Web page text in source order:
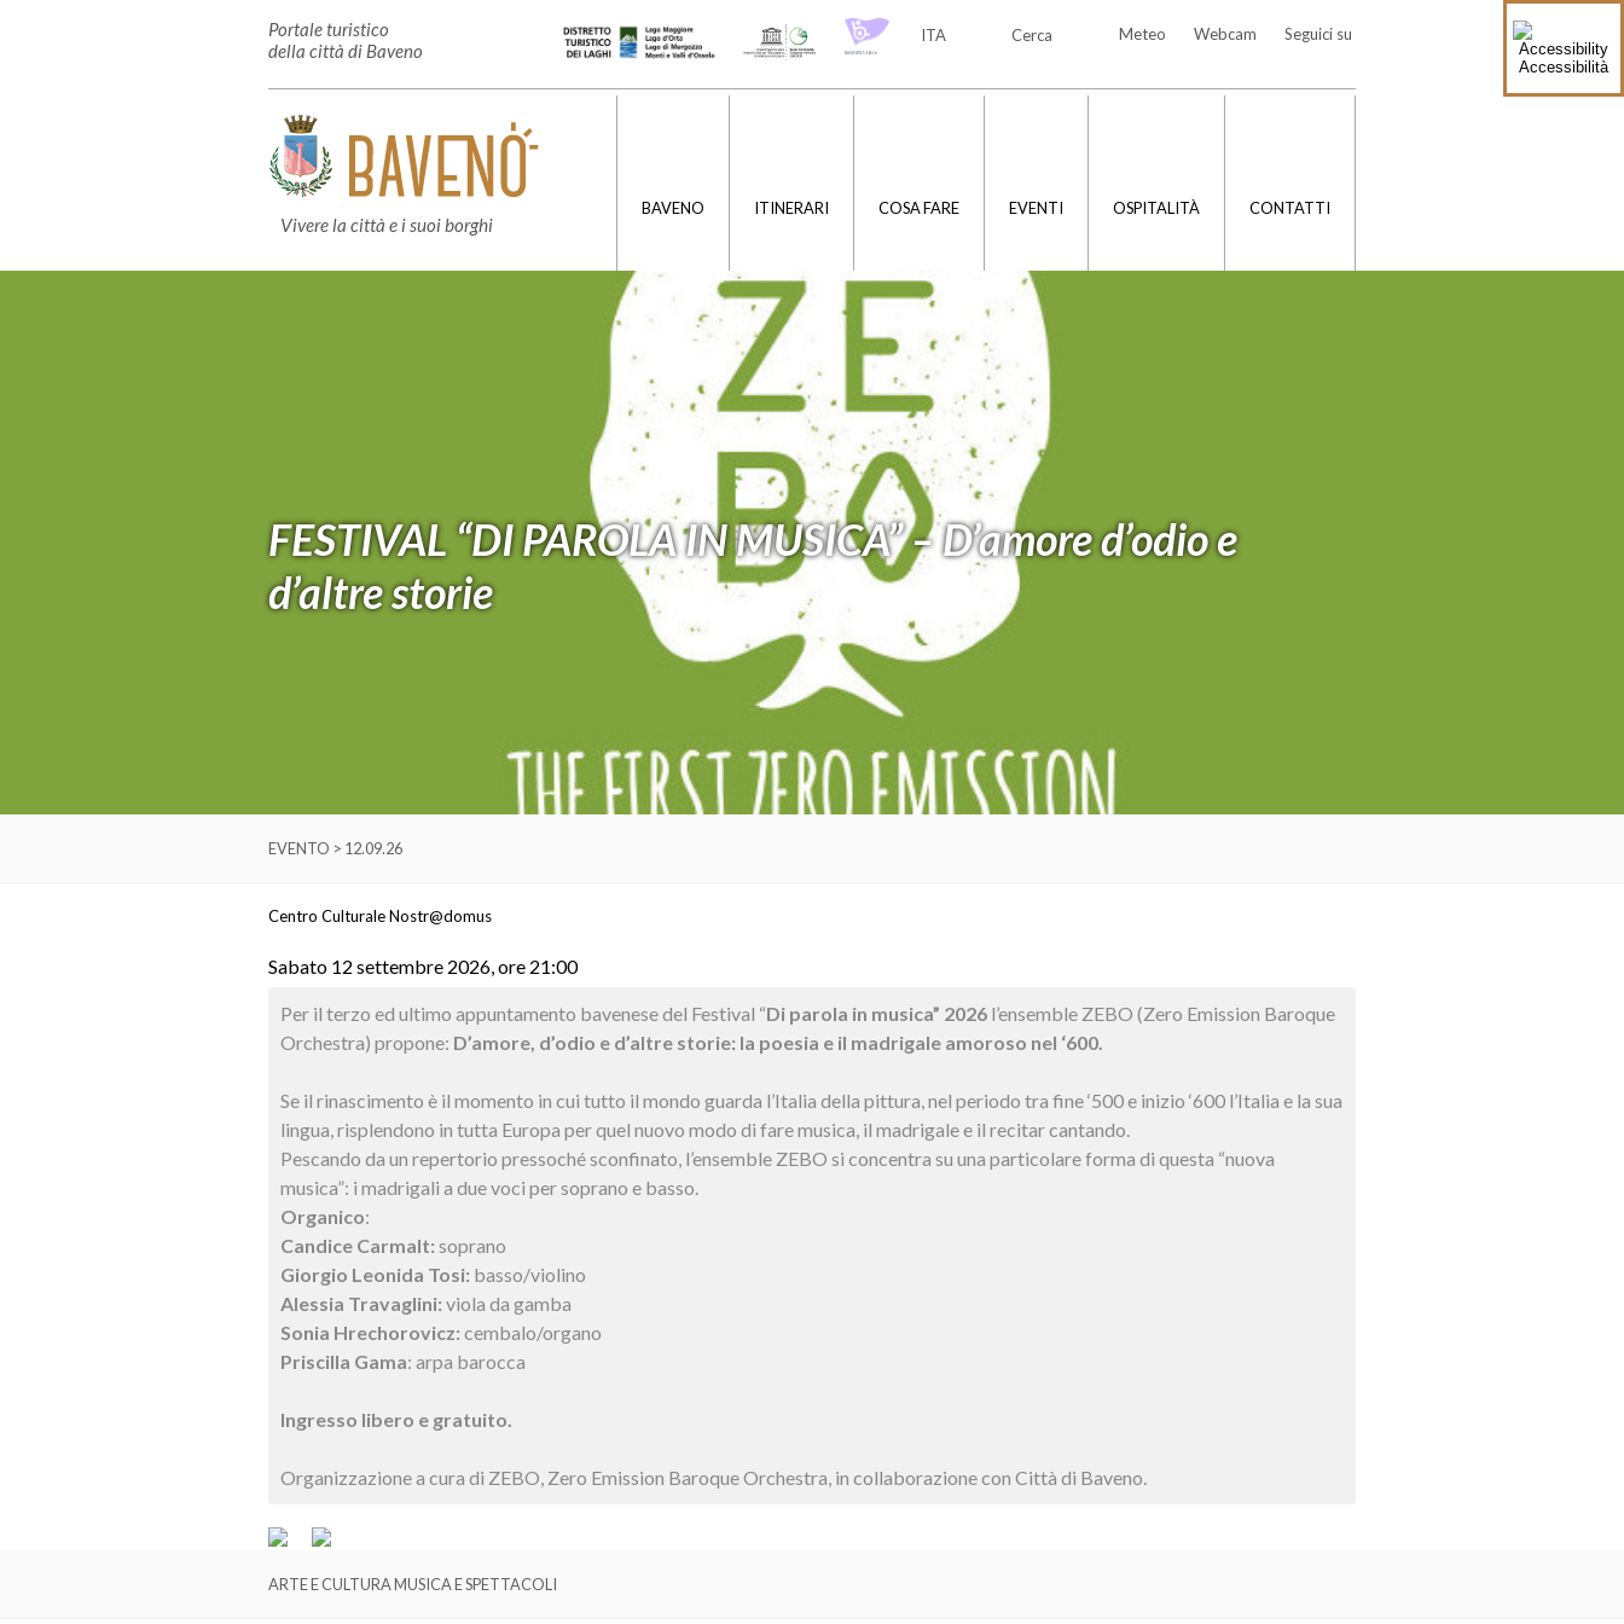
Accessibilità
Portale turistico
della città di Baveno
Seguici su
Webcam
Meteo
Cerca
ITA
Vivere la città e i suoi borghi
BAVENO ITINERARI COSA FARE EVENTI OSPITALITÀ CONTATTI
FESTIVAL “DI PAROLA IN MUSICA” – D’amore d’odio e
d’altre storie
EVENTO > 12.09.26
Centro Culturale Nostr@domus
Sabato 12 settembre 2026, ore 21:00
Per il terzo ed ultimo appuntamento bavenese del Festival “Di parola in musica” 2026 l’ensemble ZEBO (Zero Emission Baroque
Orchestra) propone: D’amore, d’odio e d’altre storie: la poesia e il madrigale amoroso nel ‘600.
Se il rinascimento è il momento in cui tutto il mondo guarda l’Italia della pittura, nel periodo tra fine ‘500 e inizio ‘600 l’Italia e la sua
lingua, risplendono in tutta Europa per quel nuovo modo di fare musica, il madrigale e il recitar cantando.
Pescando da un repertorio pressoché sconfinato, l’ensemble ZEBO si concentra su una particolare forma di questa “nuova
musica”: i madrigali a due voci per soprano e basso.
Organico:
Candice Carmalt: soprano
Giorgio Leonida Tosi: basso/violino
Alessia Travaglini: viola da gamba
Sonia Hrechorovicz: cembalo/organo
Priscilla Gama: arpa barocca
Ingresso libero e gratuito.
Organizzazione a cura di ZEBO, Zero Emission Baroque Orchestra, in collaborazione con Città di Baveno.
ARTE E CULTURA MUSICA E SPETTACOLI